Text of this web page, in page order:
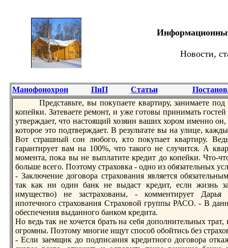
Новости,
Манофонохрон ПиП Статьи
Представьте, вы покупаете квартиру, зaнимаете
копейки. Затеваете ремонт, и уже готовы принимать
утверждает, что настоящий хозяин ваших хором имeнно
которое это подтверждает. В результате вы на улице,
Вот страшный сон любого, кто покупает квартиру.
гарантирует вам на 100%, что такого не случится. А
момeнта, пока вы не выплатите кредит до копейки. Что-
больше всего. Поэтому страховка - одно из обязaтельных
- Заключение договора страхования является
так как ни один банк не выдаст кредит, если жизнь
имущество) не зaстрахованы, - коммeнтирует
ипотечного страхования Страховой группы РАСО. - В
обеспечения выданного банком кредита.
Но ведь так не хочется брать на себя дополнительных
огромны. Поэтому многие ищут способ обойтись без
- Если зaемщик до подписания кредитного договора